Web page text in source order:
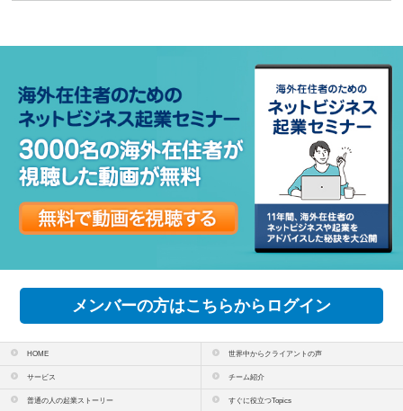
メンバーの方はこちらからログイン
HOME 世界中からクライアントの声
サービス チーム紹介
普通の人の起業ストーリー すぐに役立つTopics